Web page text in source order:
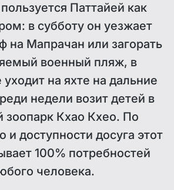
Паттайей как
в субботу он уезжает
на Мапрачан или загорать
военный пляж, в
на яхте на дальние
недели возит детей в
зоопарк Кхао Кхео. По
и доступности досуга этот
100% потребностей
человека.